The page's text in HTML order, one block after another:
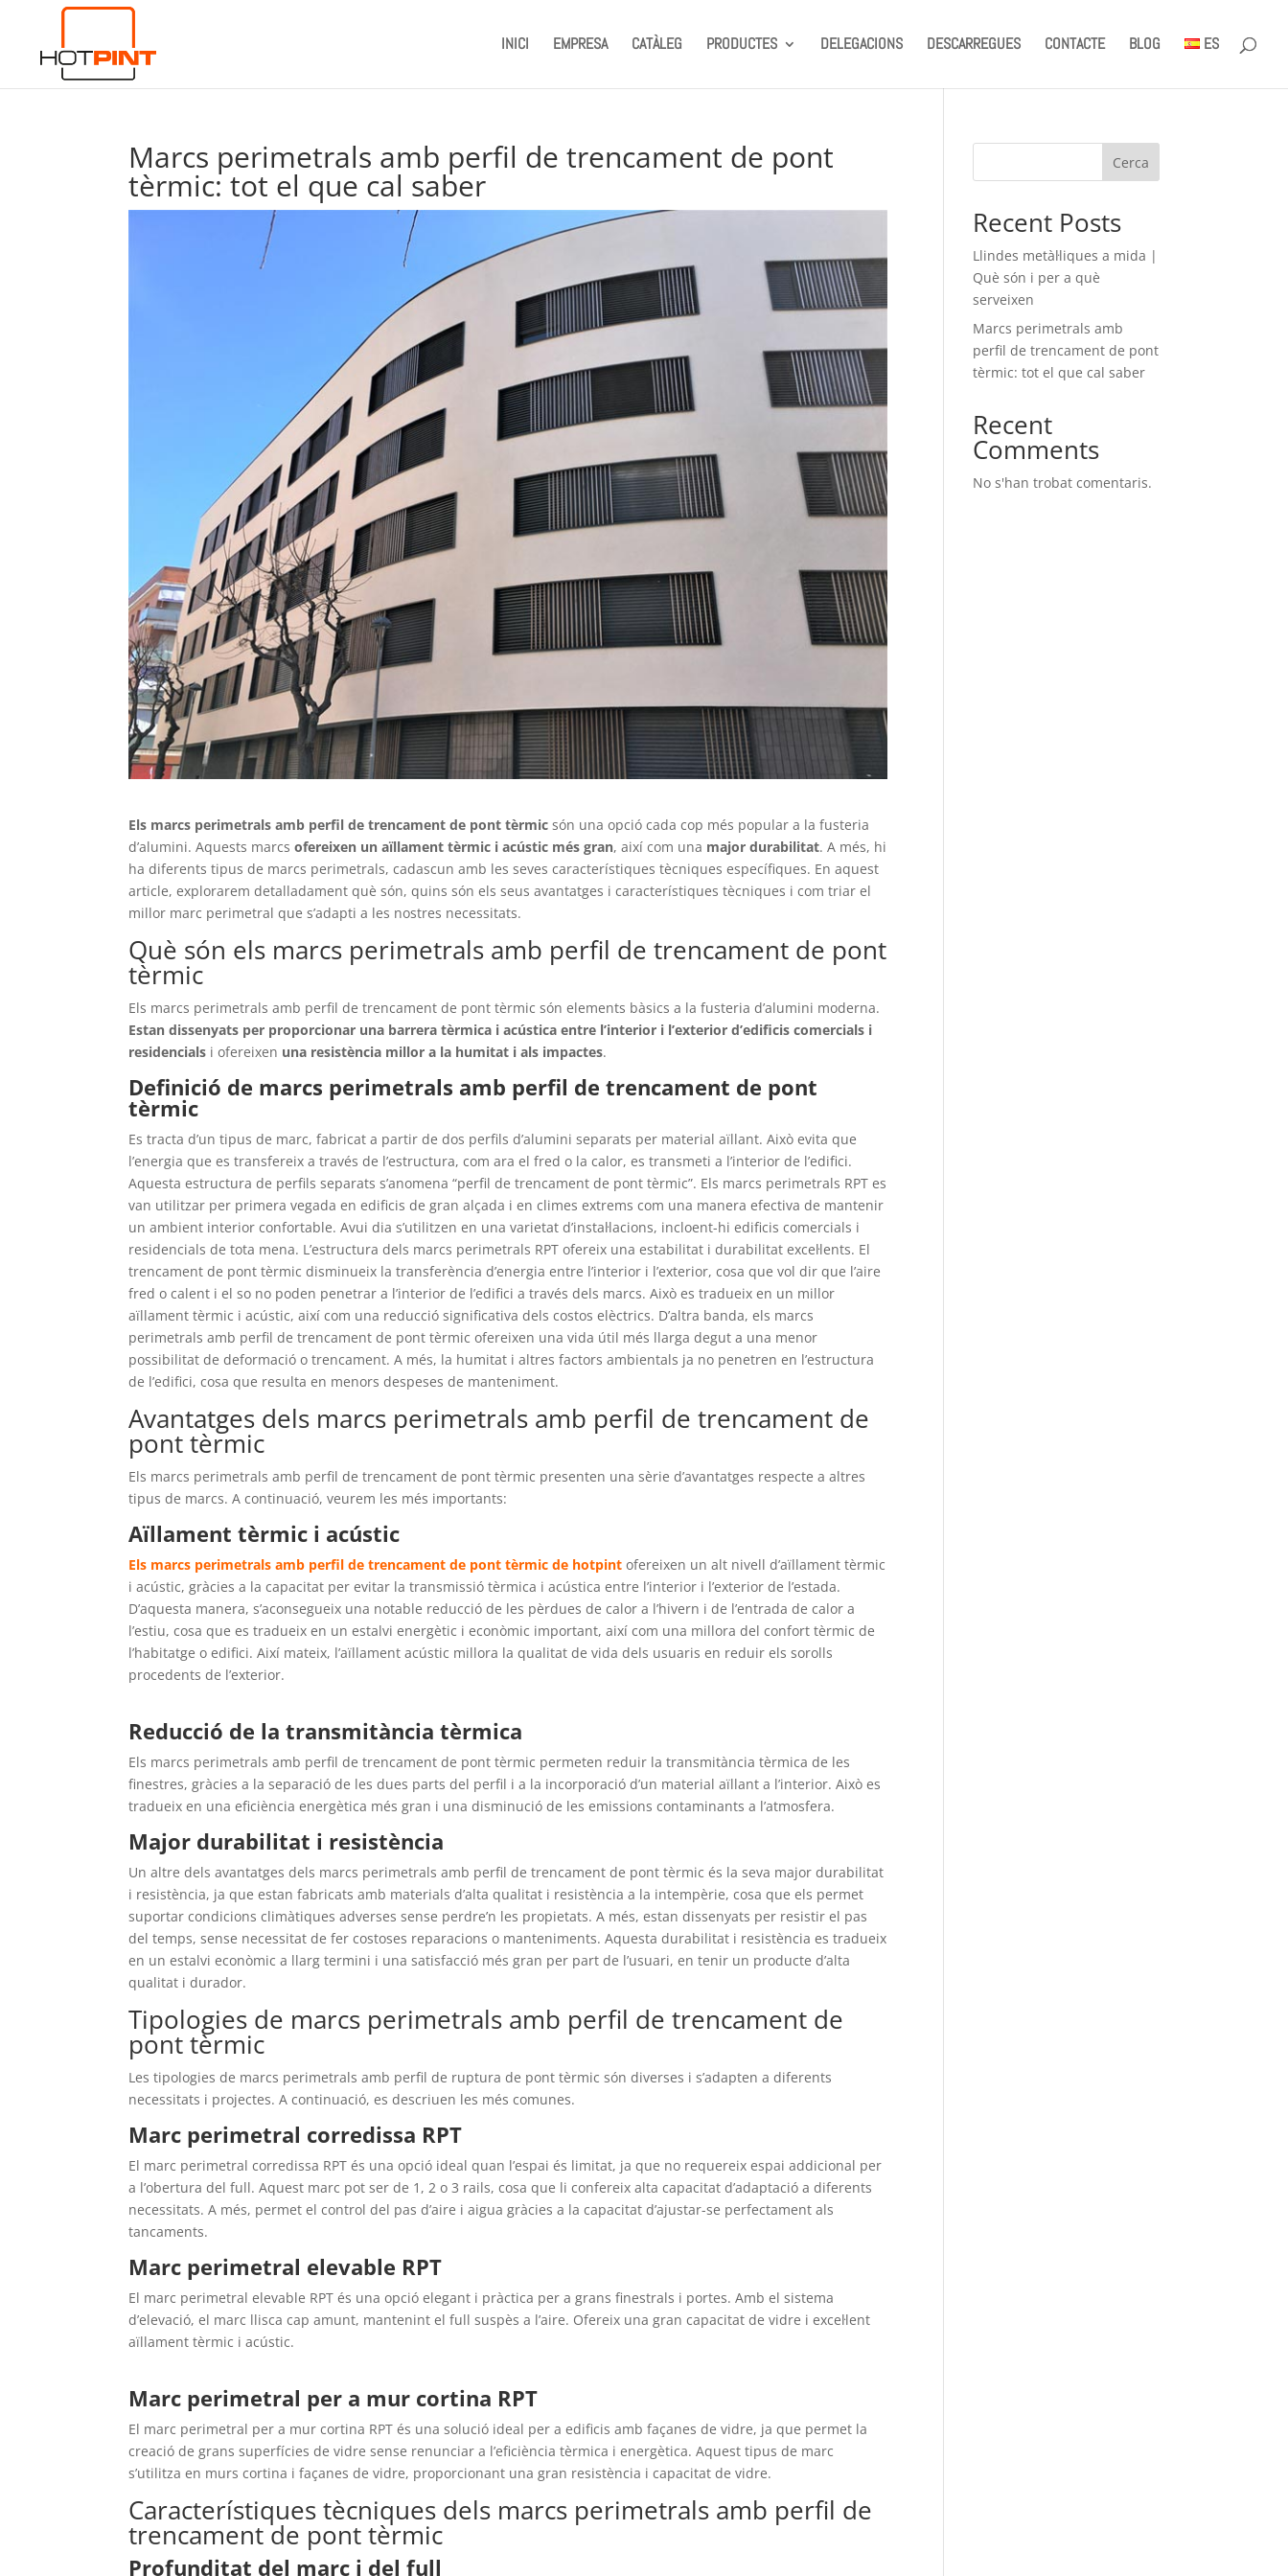
INICI EMPRESA CATÀLEG PRODUCTES DELEGACIONS DESCARREGUES CONTACTE BLOG ES
Marcs perimetrals amb perfil de trencament de pont
tèrmic: tot el que cal saber
Els marcs perimetrals amb perfil de trencament de pont tèrmic són una opció cada cop més popular a la fusteria
d’alumini. Aquests marcs ofereixen un aïllament tèrmic i acústic més gran, així com una major durabilitat. A més, hi
ha diferents tipus de marcs perimetrals, cadascun amb les seves característiques tècniques específiques. En aquest
article, explorarem detalladament què són, quins són els seus avantatges i característiques tècniques i com triar el
millor marc perimetral que s’adapti a les nostres necessitats.
Què són els marcs perimetrals amb perfil de trencament de pont
tèrmic
Els marcs perimetrals amb perfil de trencament de pont tèrmic són elements bàsics a la fusteria d’alumini moderna.
Estan dissenyats per proporcionar una barrera tèrmica i acústica entre l’interior i l’exterior d’edificis comercials i
residencials i ofereixen una resistència millor a la humitat i als impactes.
Definició de marcs perimetrals amb perfil de trencament de pont
tèrmic
Es tracta d’un tipus de marc, fabricat a partir de dos perfils d’alumini separats per material aïllant. Això evita que
l’energia que es transfereix a través de l’estructura, com ara el fred o la calor, es transmeti a l’interior de l’edifici.
Aquesta estructura de perfils separats s’anomena “perfil de trencament de pont tèrmic”. Els marcs perimetrals RPT es
van utilitzar per primera vegada en edificis de gran alçada i en climes extrems com una manera efectiva de mantenir
un ambient interior confortable. Avui dia s’utilitzen en una varietat d’instal·lacions, incloent-hi edificis comercials i
residencials de tota mena. L’estructura dels marcs perimetrals RPT ofereix una estabilitat i durabilitat excel·lents. El
trencament de pont tèrmic disminueix la transferència d’energia entre l’interior i l’exterior, cosa que vol dir que l’aire
fred o calent i el so no poden penetrar a l’interior de l’edifici a través dels marcs. Això es tradueix en un millor
aïllament tèrmic i acústic, així com una reducció significativa dels costos elèctrics. D’altra banda, els marcs
perimetrals amb perfil de trencament de pont tèrmic ofereixen una vida útil més llarga degut a una menor
possibilitat de deformació o trencament. A més, la humitat i altres factors ambientals ja no penetren en l’estructura
de l’edifici, cosa que resulta en menors despeses de manteniment.
Avantatges dels marcs perimetrals amb perfil de trencament de
pont tèrmic
Els marcs perimetrals amb perfil de trencament de pont tèrmic presenten una sèrie d’avantatges respecte a altres
tipus de marcs. A continuació, veurem les més importants:
Aïllament tèrmic i acústic
Els marcs perimetrals amb perfil de trencament de pont tèrmic de hotpint ofereixen un alt nivell d’aïllament tèrmic
i acústic, gràcies a la capacitat per evitar la transmissió tèrmica i acústica entre l’interior i l’exterior de l’estada.
D’aquesta manera, s’aconsegueix una notable reducció de les pèrdues de calor a l’hivern i de l’entrada de calor a
l’estiu, cosa que es tradueix en un estalvi energètic i econòmic important, així com una millora del confort tèrmic de
l’habitatge o edifici. Així mateix, l’aïllament acústic millora la qualitat de vida dels usuaris en reduir els sorolls
procedents de l’exterior.
Reducció de la transmitància tèrmica
Els marcs perimetrals amb perfil de trencament de pont tèrmic permeten reduir la transmitància tèrmica de les
finestres, gràcies a la separació de les dues parts del perfil i a la incorporació d’un material aïllant a l’interior. Això es
tradueix en una eficiència energètica més gran i una disminució de les emissions contaminants a l’atmosfera.
Major durabilitat i resistència
Un altre dels avantatges dels marcs perimetrals amb perfil de trencament de pont tèrmic és la seva major durabilitat
i resistència, ja que estan fabricats amb materials d’alta qualitat i resistència a la intempèrie, cosa que els permet
suportar condicions climàtiques adverses sense perdre’n les propietats. A més, estan dissenyats per resistir el pas
del temps, sense necessitat de fer costoses reparacions o manteniments. Aquesta durabilitat i resistència es tradueix
en un estalvi econòmic a llarg termini i una satisfacció més gran per part de l’usuari, en tenir un producte d’alta
qualitat i durador.
Tipologies de marcs perimetrals amb perfil de trencament de
pont tèrmic
Les tipologies de marcs perimetrals amb perfil de ruptura de pont tèrmic són diverses i s’adapten a diferents
necessitats i projectes. A continuació, es descriuen les més comunes.
Marc perimetral corredissa RPT
El marc perimetral corredissa RPT és una opció ideal quan l’espai és limitat, ja que no requereix espai addicional per
a l’obertura del full. Aquest marc pot ser de 1, 2 o 3 rails, cosa que li confereix alta capacitat d’adaptació a diferents
necessitats. A més, permet el control del pas d’aire i aigua gràcies a la capacitat d’ajustar-se perfectament als
tancaments.
Marc perimetral elevable RPT
El marc perimetral elevable RPT és una opció elegant i pràctica per a grans finestrals i portes. Amb el sistema
d’elevació, el marc llisca cap amunt, mantenint el full suspès a l’aire. Ofereix una gran capacitat de vidre i excel·lent
aïllament tèrmic i acústic.
Marc perimetral per a mur cortina RPT
El marc perimetral per a mur cortina RPT és una solució ideal per a edificis amb façanes de vidre, ja que permet la
creació de grans superfícies de vidre sense renunciar a l’eficiència tèrmica i energètica. Aquest tipus de marc
s’utilitza en murs cortina i façanes de vidre, proporcionant una gran resistència i capacitat de vidre.
Característiques tècniques dels marcs perimetrals amb perfil de
trencament de pont tèrmic
Profunditat del marc i del full
Cerca
Recent Posts
Llindes metàl·liques a mida |
Què són i per a què
serveixen
Marcs perimetrals amb
perfil de trencament de pont
tèrmic: tot el que cal saber
Recent
Comments
No s'han trobat comentaris.